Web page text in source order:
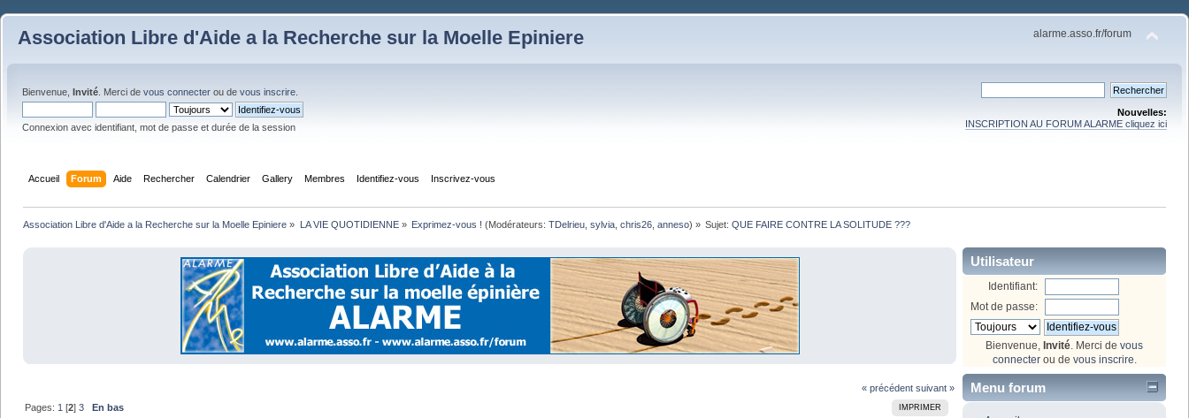
Association Libre d'Aide a la Recherche sur la Moelle Epiniere alarme.asso.fr/forum
Bienvenue, Invité . Merci de vous connecter ou de vous inscrire
Connexion avec identifiant, mot de passe et durée de la session
Nouvelles:
INSCRIPTION AU FORUM ALARME cliquez ici
Accueil Forum Aide Rechercher Calendrier Gallery Membres Identifiez-vous Inscrivez-vous
Association Libre d'Aide a la Recherche sur la Moelle Epiniere » LA VIE QUOTIDIENNE» Exprimez-vous ! (Modérateurs: TDelrieu, sylvia, chris26, anneso) » Sujet:QUE FAIRE CONTRE LA SOLITUDE ???
« précédent suivant »
IMPRIMER
Pages: 1 [2]3 En bas
Utilisateur
Identifiant:
Mot de passe:
Bienvenue, Invité . Merci de vous
connecterou de vous inscrire
Menu forum